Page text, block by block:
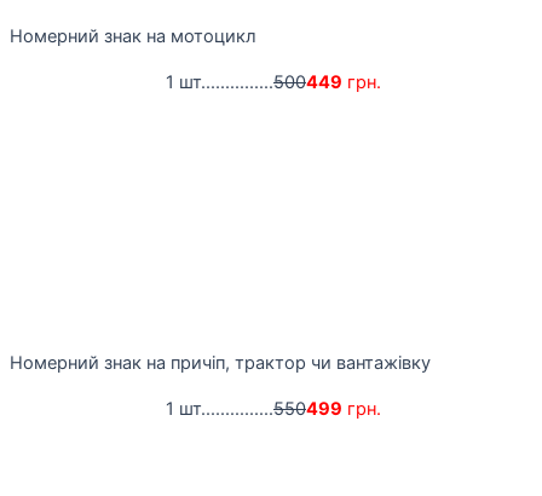
Номерний знак на мотоцикл
1 шт...............500449 грн.
Номерний знак на причіп, трактор чи вантажівку
1 шт...............550499 грн.